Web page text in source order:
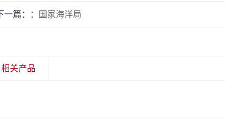
下一篇： 国家海洋局
相关产品